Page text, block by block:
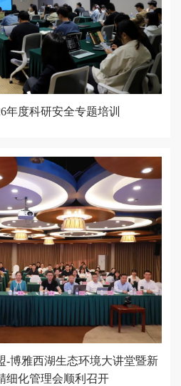
年度科研安全专题培训
-博雅西湖生态环境大讲堂暨新
细化管理会顺利召开